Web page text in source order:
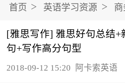
首页 > 英语学习资源 >
[雅思写作] 雅思好句总结+
句+写作高分句型
2018-09-12 15:20 阿卡索英语